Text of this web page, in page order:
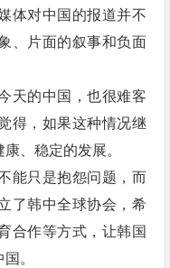
体对中国的报道并不
、片面的叙事和负面
天的中国，也很难客
得，如果这种情况继
、稳定的发展。
能只是抱怨问题，而
了韩中全球协会，希
合作等方式，让韩国
。